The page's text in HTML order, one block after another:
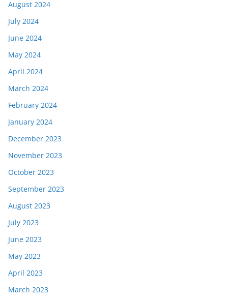
August 2024
July 2024
June 2024
May 2024
April 2024
March 2024
February 2024
January 2024
December 2023
November 2023
October 2023
September 2023
August 2023
July 2023
June 2023
May 2023
April 2023
March 2023